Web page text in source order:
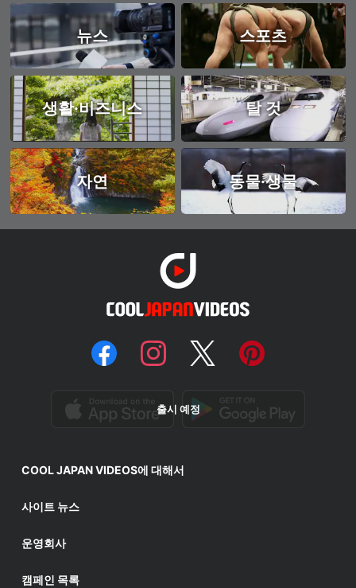
뉴스 스포츠
생활·비즈니스 탈 것
자연 동물·생물
출시 예정
COOL JAPAN VIDEOS에 대해서
사이트 뉴스
운영회사
캠페인 목록